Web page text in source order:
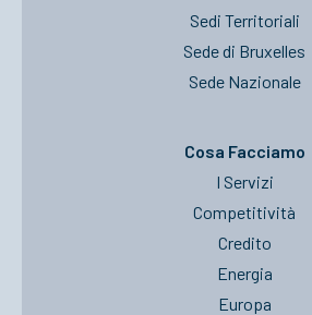
Sedi Territoriali
Sede di Bruxelles
Sede Nazionale
Cosa Facciamo
I Servizi
Competitività
Credito
Energia
Europa